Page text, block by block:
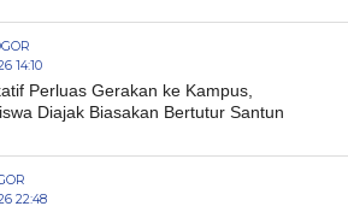
14:10
Perluas Gerakan ke Kampus,
Diajak Biasakan Bertutur Santun
22:48